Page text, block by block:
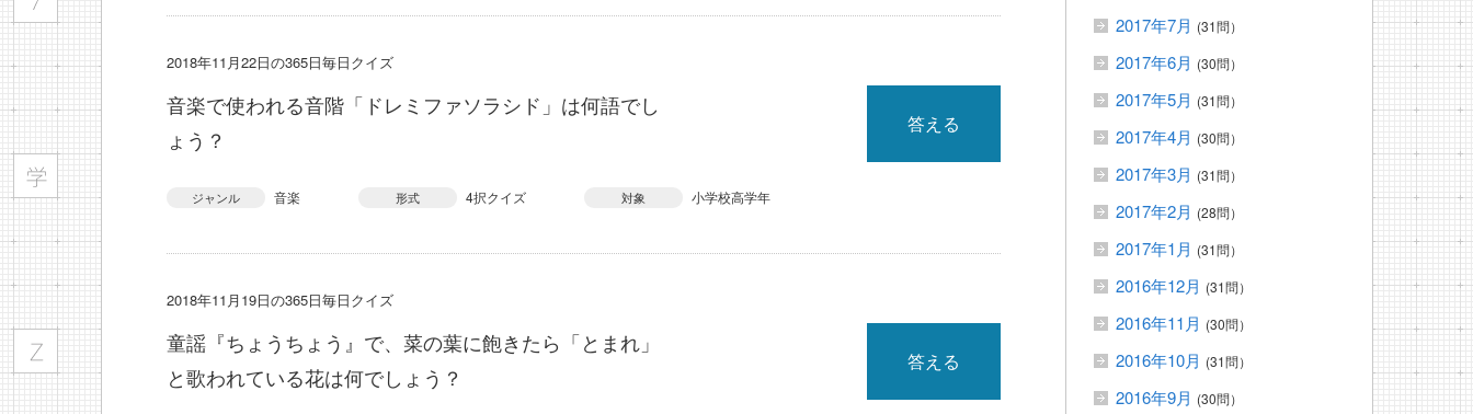
2018年11月22日の365日毎日クイズ
音楽で使われる音階「ドレミファソラシド」は何語でし
ょう？
答える
ジャンル 音楽 形式 4択クイズ 対象 小学校高学年
2018年11月19日の365日毎日クイズ
童謡『ちょうちょう』で、菜の葉に飽きたら「とまれ」
と歌われている花は何でしょう？
答える
2017年7月 (31問）
2017年6月 (30問）
2017年5月 (31問）
2017年4月 (30問）
2017年3月 (31問）
2017年2月 (28問）
2017年1月 (31問）
2016年12月 (31問）
2016年11月 (30問）
2016年10月 (31問）
2016年9月 (30問）